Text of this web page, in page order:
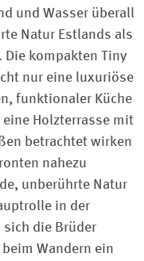
und Wasser überall
Natur Estlands als
Die kompakten Tiny
nur eine luxuriöse
funktionaler Küche
Holzterrasse mit
betrachtet wirken
nahezu
unberührte Natur
in der
sich die Brüder
Wandern ein